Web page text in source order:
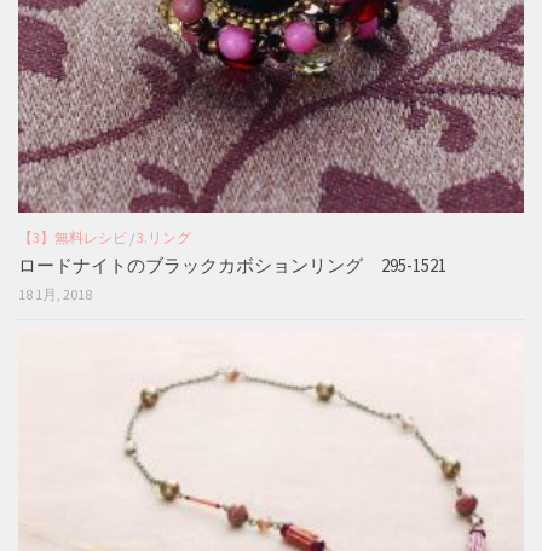
【3】無料レシピ /3.リング
ロードナイトのブラックカボションリング 295-1521
18 1月, 2018